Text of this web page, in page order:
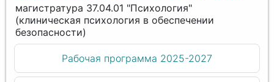
магистратура 37.04.01 "Психология"
(клиническая психология в обеспечении
безопасности)
Рабочая программа 2025-2027